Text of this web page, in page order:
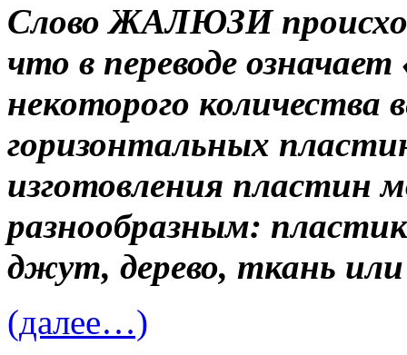
Слово ЖАЛЮЗИ
что в переводе
некоторого количества
горизонтальных
изготовления
разнообразным:
джут, дерево, ткань
(далее…)